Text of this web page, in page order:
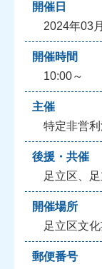
開催日
2024年03
開催時間
10:00～
主催
特定非営
後援・共催
足立区、
開催場所
足立区文
郵便番号